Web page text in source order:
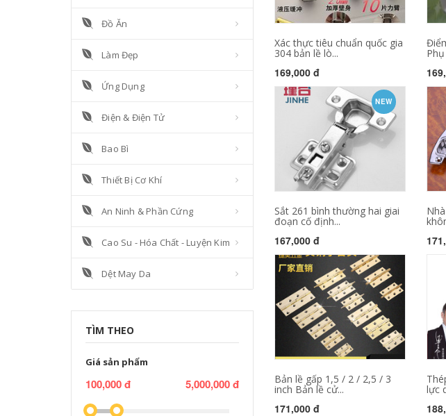
Đồ Ăn
Làm Đẹp
Ứng Dụng
Điện & Điện Tử
Bao Bì
Thiết Bị Cơ Khí
An Ninh & Phần Cứng
Cao Su - Hóa Chất - Luyện Kim
Dệt May Da
TÌM THEO
Giá sản phẩm
100,000 đ 5,000,000 đ
Xác thực tiêu chuẩn quốc gia
304 bản lề lò...
169,000 đ
NEW
Sắt 261 bình thường hai giai
đoạn cố định...
167,000 đ
Bản lề gấp 1,5 / 2 / 2,5 / 3
inch Bản lề cử...
171,000 đ
lực